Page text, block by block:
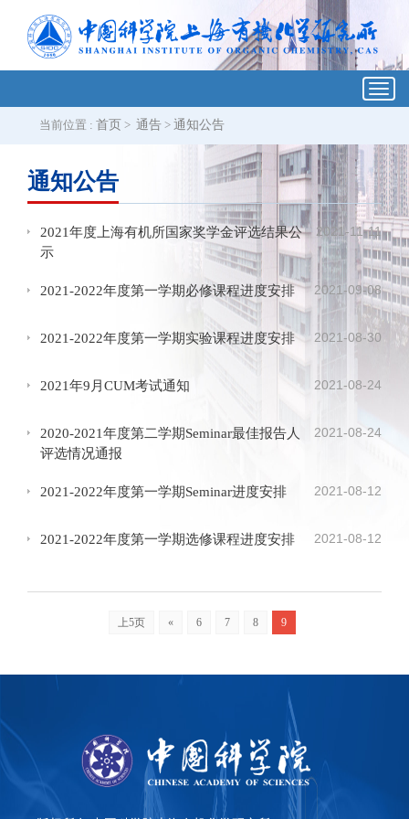
当前位置 : 首页 > 通告 > 通知公告
通知公告
2021-11-11
2021年度上海有机所国家奖学金评选结果公
示
2021-09-08
2021-2022年度第一学期必修课程进度安排
2021-08-30
2021-2022年度第一学期实验课程进度安排
2021-08-24
2021年9月CUM考试通知
2021-08-24
2020-2021年度第二学期Seminar最佳报告人
评选情况通报
2021-08-12
2021-2022年度第一学期Seminar进度安排
2021-08-12
2021-2022年度第一学期选修课程进度安排
上5页 « 6 7 8 9